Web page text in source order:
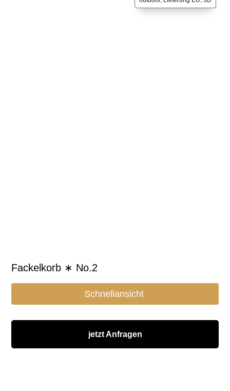
Fackelkorb ∗ No.2
Schnellansicht
jetzt Anfragen